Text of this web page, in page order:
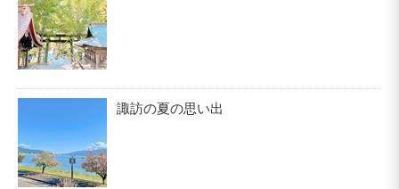
諏訪の夏の思い出